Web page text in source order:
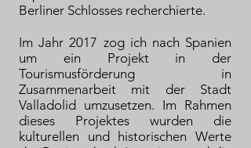
Berliner Schlosses recherchierte.
Im Jahr 2017 zog ich nach Spanien
um ein Projekt in der
Tourismusförderung in
Zusammenarbeit mit der Stadt
Valladolid umzusetzen. Im Rahmen
dieses Projektes wurden die
kulturellen und historischen Werte